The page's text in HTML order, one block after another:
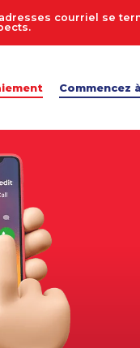
courriel se
Commencez